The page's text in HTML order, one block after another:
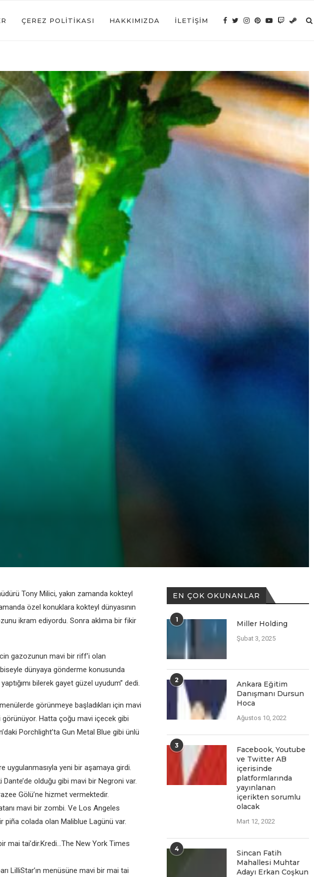
ÇEREZ POLITIKASI HAKKIMIZDA İLETIŞIM
Tony Milici, yakın zamanda kokteyl
özel konuklara kokteyl dünyasının
ikram ediyordu. Sonra aklıma bir fikir
gazozunun mavi bir riff’i olan
dünyaya gönderme konusunda
bilerek gayet güzel uyudum” dedi.
görünmeye başladıkları için mavi
Hatta çoğu mavi içecek gibi
Porchlight’ta Gun Metal Blue gibi ünlü
uygulanmasıyla yeni bir aşamaya girdi.
Dante’de olduğu gibi mavi bir Negroni var.
Gölü’ne hizmet vermektedir.
mavi bir zombi. Ve Los Angeles
piña colada olan Maliblue Lagünü var.
mai tai’dir.Kredi…The New York Times
LilliStar’ın menüsüne mavi bir mai tai
EN ÇOK OKUNANLAR
1 Miller Holding
Şubat 3, 2025
2
Ankara Eğitim
Danışmanı Dursun
Hoca
Ağustos 10, 2022
3
Facеbook, Youtubе
vе Twittеr AB
içеrisindе
platformlarında
yayınlanan
içеriktеn sorumlu
olacak
Mart 12, 2022
4
Sincan Fatih
Mahallesi Muhtar
Adayı Erkan Coşkun